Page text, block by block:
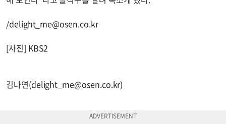
/delight_me@osen.co.kr
[사진] KBS2
김나연(delight_me@osen.co.kr)